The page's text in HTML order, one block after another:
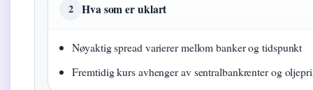
2 Hva som er uklart
Nøyaktig spread varierer mellom banker og tidspunkt
Fremtidig kurs avhenger av sentralbankrenter og